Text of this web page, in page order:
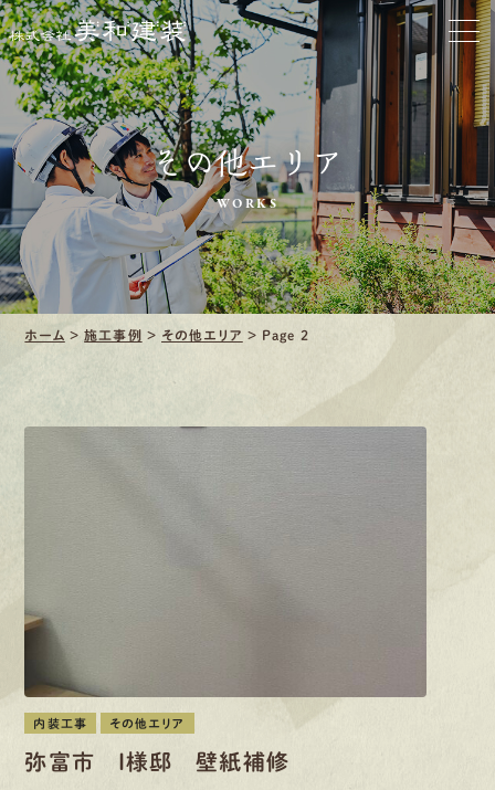
会社をきれいに
クリーニング
施工事例
口コミ・レビュー紹介
会社案内
有資格
0120-44-2605
その他エリア
WORKS
ホーム >施工事例 > その他エリア > Page 2
内装工事 その他エリア
弥富市 I様邸 壁紙補修